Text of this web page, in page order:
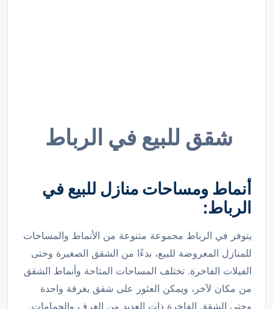
شقق للبيع في الرباط
أنماط ومساحات منازل للبيع في
الرباط:
يتوفر في الرباط مجموعة متنوعة من الأنماط والمساحات
للمنازل المعروضة للبيع، بدءًا من الشقق الصغيرة وحتى
الفيلات الفاخرة. تختلف المساحات المتاحة وأنماط الشقق
من مكان لآخر، ويمكن العثور على شقق بغرفة واحدة
وحتى الشقق الفاخرة ذات العديد من الغرف والحمامات.